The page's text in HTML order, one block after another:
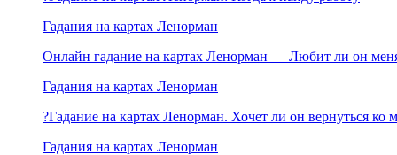
Гадания на картах Ленорман
Онлайн гадание на картах Ленорман — Любит ли он
Гадания на картах Ленорман
?Гадание на картах Ленорман. Хочет ли он вернуться ко
Гадания на картах Ленорман